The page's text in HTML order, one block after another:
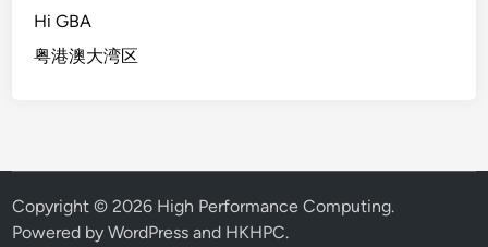
Hi GBA
粤港澳大湾区
Copyright © 2026 High Performance Computing.
Powered by WordPress and HKHPC.